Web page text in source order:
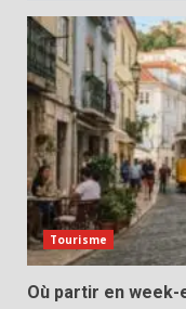
Tourisme
Où partir en week-